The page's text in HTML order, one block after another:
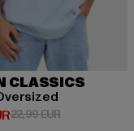
CLASSICS
Preis: 15,99 EUR
22,99 EURAktionspreis: